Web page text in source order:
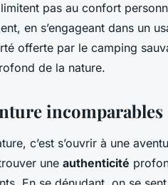
pas au confort
en s’engageant dans un
offerte par le camping
de la nature.
incomparables
c’est s’ouvrir à une
une authenticité